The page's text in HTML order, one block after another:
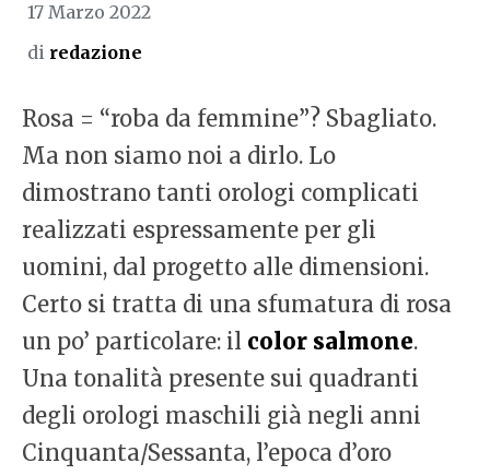
17 Marzo 2022
di redazione
Rosa = “roba da femmine”? Sbagliato.
Ma non siamo noi a dirlo. Lo
dimostrano tanti orologi complicati
realizzati espressamente per gli
uomini, dal progetto alle dimensioni.
Certo si tratta di una sfumatura di rosa
un po’ particolare: il color salmone.
Una tonalità presente sui quadranti
degli orologi maschili già negli anni
Cinquanta/Sessanta, l’epoca d’oro